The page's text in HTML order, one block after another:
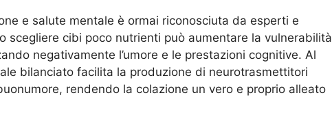
e salute mentale è ormai riconosciuta da esperti e
scegliere cibi poco nutrienti può aumentare la vulnerabilità
negativamente l’umore e le prestazioni cognitive. Al
bilanciato facilita la produzione di neurotrasmettitori
rendendo la colazione un vero e proprio alleato